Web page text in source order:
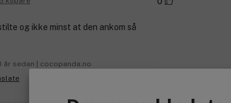
og ikke minst at den ankom så
år sedan | cocopanda.no